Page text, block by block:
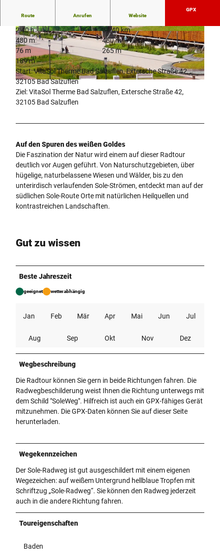
© Teutoburger Wald - Bad Salzuflen - Kerstin Paar |
© Teutoburger Wald - Bad Salzuflen - Kerstin P
aar |CC-BY-SA
© Teutoburger Wald - Bad Salzuflen - Kerstin P
aar |CC-BY-SA
Route Anrufen Website
GPX
2:40 h
39,40 km
480 m
480 m
76 m
265 m
189 m
Start: VitaSol Therme Bad Salzuflen, Extersche Straße 42,
32105 Bad Salzuflen
Ziel: VitaSol Therme Bad Salzuflen, Extersche Straße 42,
32105 Bad Salzuflen
Auf den Spuren des weißen Goldes
Die Faszination der Natur wird einem auf dieser Radtour
deutlich vor Augen geführt. Von Naturschutzgebieten, über
hügelige, naturbelassene Wiesen und Wälder, bis zu den
unterirdisch verlaufenden Sole-Strömen, entdeckt man auf der
südlichen Sole-Route Orte mit natürlichen Heilquellen und
kontrastreichen Landschaften.
Gut zu wissen
Beste Jahreszeit
geeignet wetterabhängig
Jan Feb Mär Apr Mai Jun Jul
Aug Sep Okt Nov Dez
Wegbeschreibung
Die Radtour können Sie gern in beide Richtungen fahren. Die
Radwegbeschilderung weist Ihnen die Richtung unterwegs mit
dem Schild "SoleWeg". Hilfreich ist auch ein GPX-fähiges Gerät
mitzunehmen. Die GPX-Daten können Sie auf dieser Seite
herunterladen.
Wegekennzeichen
Der Sole-Radweg ist gut ausgeschildert mit einem eigenen
Wegezeichen: auf weißem Untergrund hellblaue Tropfen mit
Schriftzug „Sole-Radweg“. Sie können den Radweg jederzeit
auch in die andere Richtung fahren.
Toureigenschaften
Baden